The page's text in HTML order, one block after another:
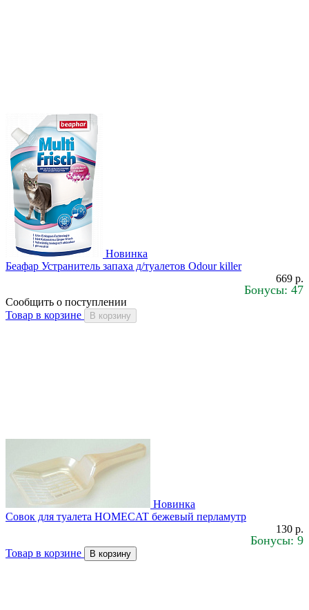
Новинка
Беафар Устранитель запаха д/туалетов Odour killer
669 р.
Бонусы: 47
Сообщить о поступлении
Товар в корзине
В корзину
Новинка
Совок для туалета HOMECAT бежевый перламутр
130 р.
Бонусы: 9
Товар в корзине В корзину